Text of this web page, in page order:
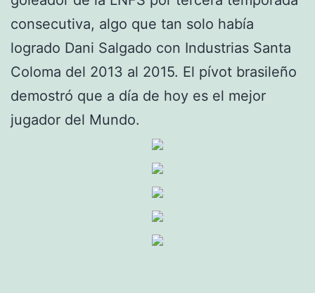
consecutiva, algo que tan solo había
logrado Dani Salgado con Industrias Santa
Coloma del 2013 al 2015. El pívot brasileño
demostró que a día de hoy es el mejor
jugador del Mundo.